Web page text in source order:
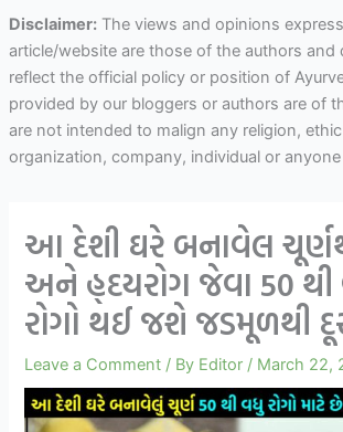
Disclaimer:The views and opinions
article/website are those of the authors and
reflect the official policy or position of
provided by our bloggers or authors are of
are not intended to malign any religion,
organization, company, individual or
આ દેશી ઘરે બનાવેલ
અને હ્દયરોગ જેવા 50
રોગો થઈ જશે જડમૂળથી
Leave a Comment / By Editor / March 22,